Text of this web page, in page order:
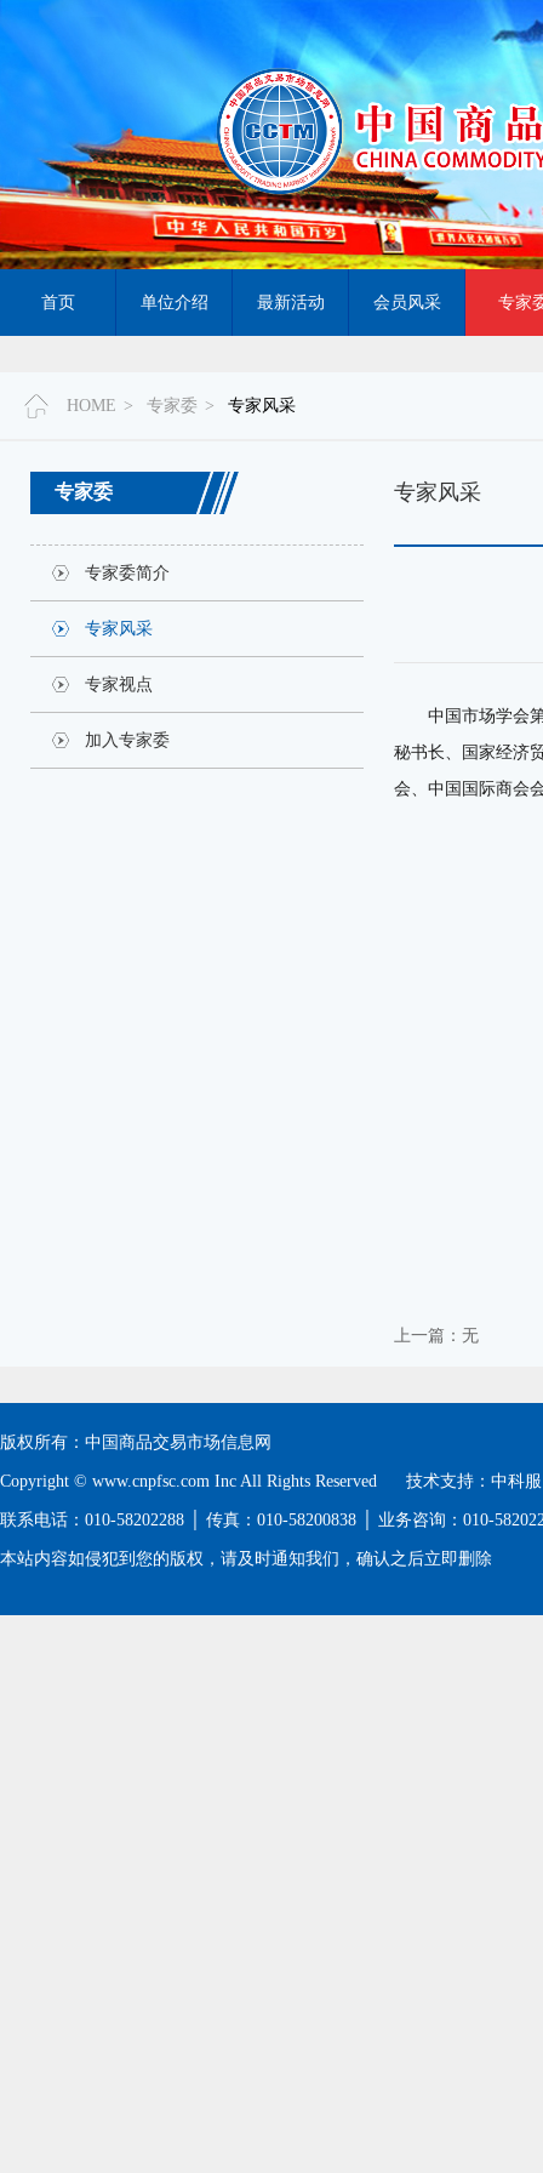
首页 单位介绍 最新活动 会员风采 专家
HOME > 专家委 > 专家风采
专家委
专家委简介
专家风采
专家视点
加入专家委
专家风采
中国市场学会
秘书长、国家经济
会、中国国际商会
上一篇：无
版权所有：中国商品交易市场信息网
Copyright © www.cnpfsc.com Inc All Rights Reserved 技术支持： 中科服
联系电话：010-58202288 │ 传真：010-58200838 │ 业务咨询：010-
本站内容如侵犯到您的版权，请及时通知我们，确认之后立即删除